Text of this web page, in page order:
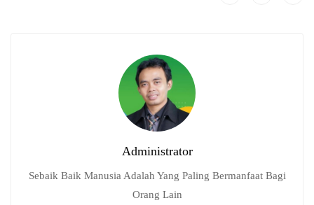
Administrator
Sebaik Baik Manusia Adalah Yang Paling Bermanfaat Bagi
Orang Lain